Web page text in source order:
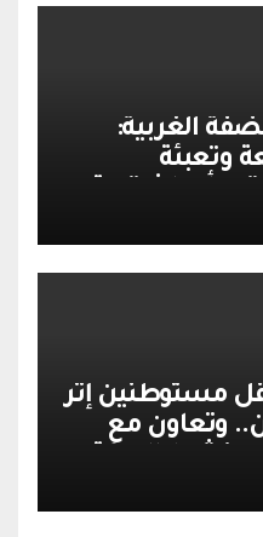
الغربية:
وتعبئة
أحداث قرية
مستوطنين إثر
وتعاون مع
وينشط الحركة